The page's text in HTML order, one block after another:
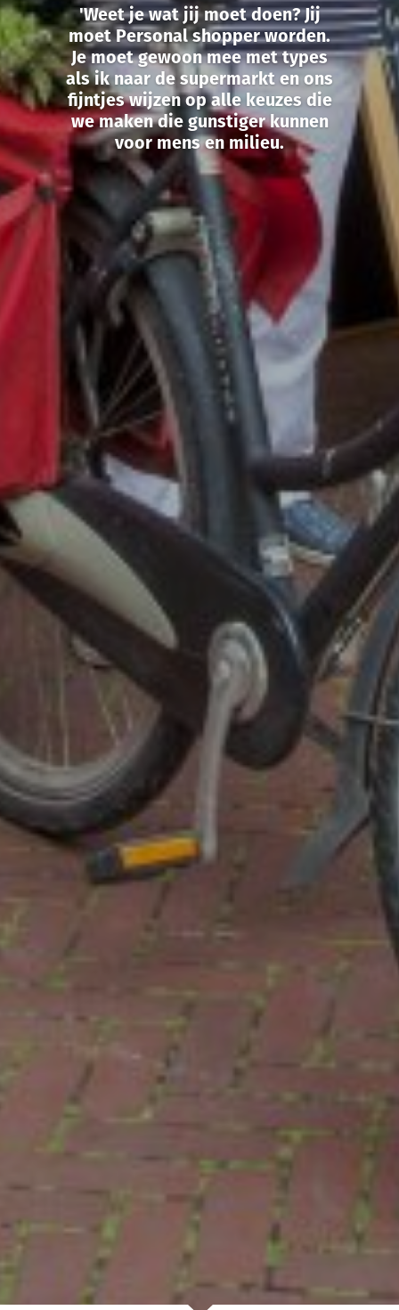
'Weet je wat jij moet doen? Jij
moet Personal shopper worden.
Je moet gewoon mee met types
als ik naar de supermarkt en ons
fijntjes wijzen op alle keuzes die
we maken die gunstiger kunnen
voor mens en milieu.